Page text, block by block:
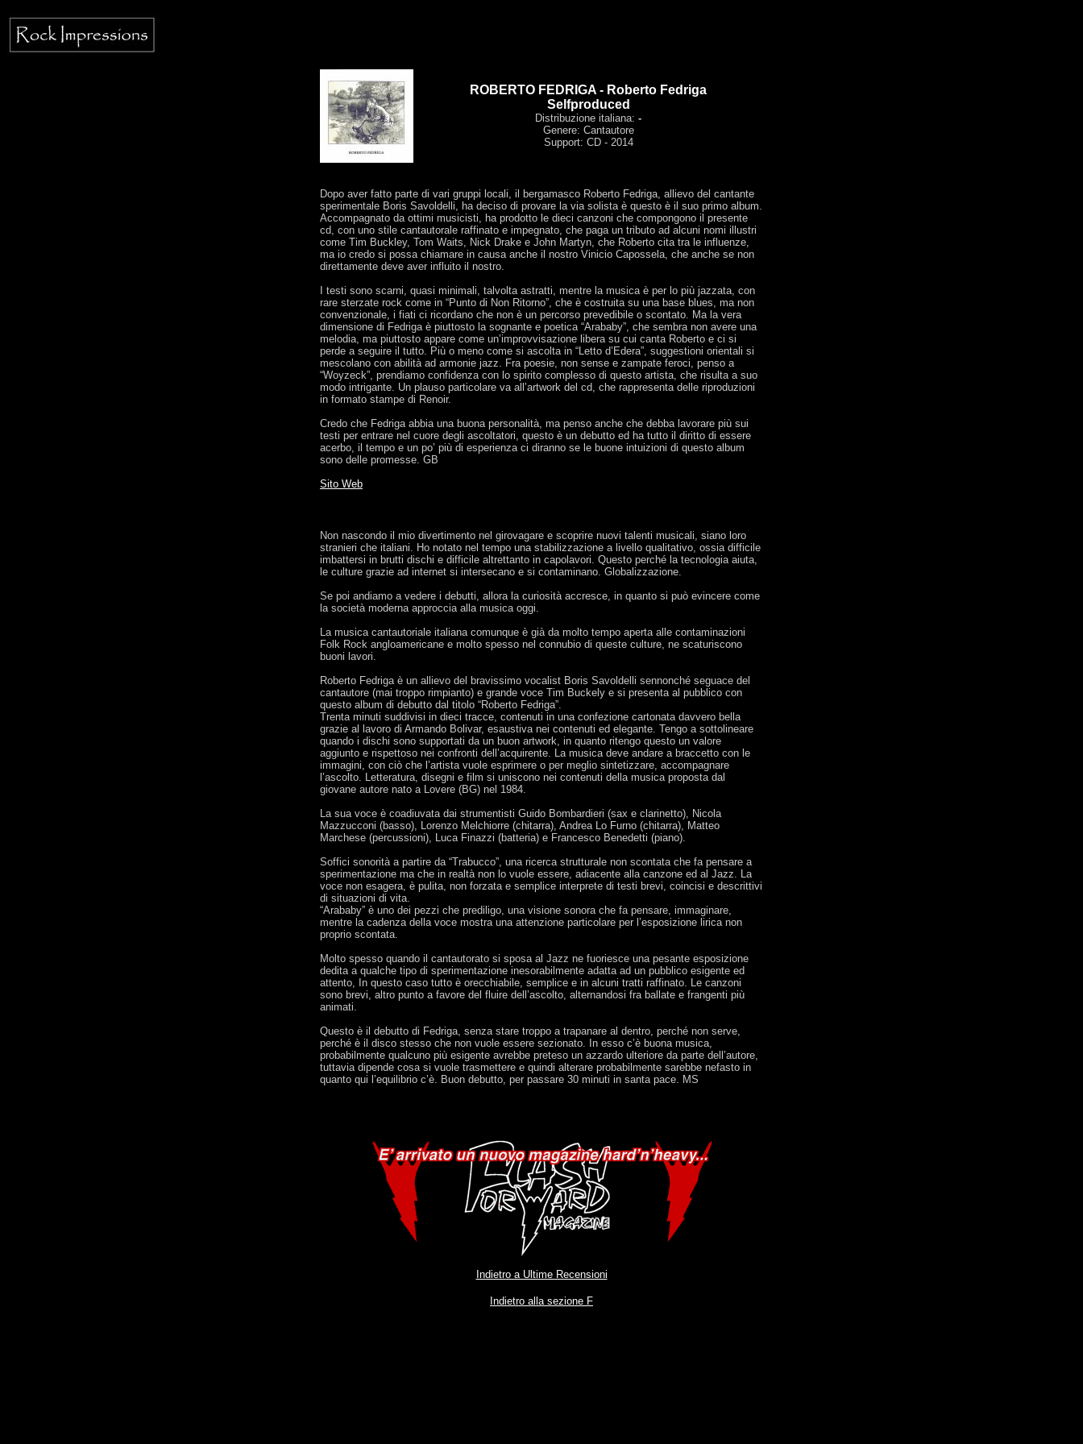
ROBERTO FEDRIGA - Roberto Fedriga
Selfproduced
Distribuzione italiana: -
Genere: Cantautore
Support: CD - 2014
Dopo aver fatto parte di vari gruppi locali, il bergamasco Roberto Fedriga, allievo del cantante
sperimentale Boris Savoldelli, ha deciso di provare la via solista è questo è il suo primo album.
Accompagnato da ottimi musicisti, ha prodotto le dieci canzoni che compongono il presente
cd, con uno stile cantautorale raffinato e impegnato, che paga un tributo ad alcuni nomi illustri
come Tim Buckley, Tom Waits, Nick Drake e John Martyn, che Roberto cita tra le influenze,
ma io credo si possa chiamare in causa anche il nostro Vinicio Capossela, che anche se non
direttamente deve aver influito il nostro.
I testi sono scarni, quasi minimali, talvolta astratti, mentre la musica è per lo più jazzata, con
rare sterzate rock come in “Punto di Non Ritorno”, che è costruita su una base blues, ma non
convenzionale, i fiati ci ricordano che non è un percorso prevedibile o scontato. Ma la vera
dimensione di Fedriga è piuttosto la sognante e poetica “Arababy”, che sembra non avere una
melodia, ma piuttosto appare come un’improvvisazione libera su cui canta Roberto e ci si
perde a seguire il tutto. Più o meno come si ascolta in “Letto d’Edera”, suggestioni orientali si
mescolano con abilità ad armonie jazz. Fra poesie, non sense e zampate feroci, penso a
“Woyzeck”, prendiamo confidenza con lo spirito complesso di questo artista, che risulta a suo
modo intrigante. Un plauso particolare va all’artwork del cd, che rappresenta delle riproduzioni
in formato stampe di Renoir.
Credo che Fedriga abbia una buona personalità, ma penso anche che debba lavorare più sui
testi per entrare nel cuore degli ascoltatori, questo è un debutto ed ha tutto il diritto di essere
acerbo, il tempo e un po’ più di esperienza ci diranno se le buone intuizioni di questo album
sono delle promesse. GB
Sito Web
Non nascondo il mio divertimento nel girovagare e scoprire nuovi talenti musicali, siano loro
stranieri che italiani. Ho notato nel tempo una stabilizzazione a livello qualitativo, ossia difficile
imbattersi in brutti dischi e difficile altrettanto in capolavori. Questo perché la tecnologia aiuta,
le culture grazie ad internet si intersecano e si contaminano. Globalizzazione.
Se poi andiamo a vedere i debutti, allora la curiosità accresce, in quanto si può evincere come
la società moderna approccia alla musica oggi.
La musica cantautoriale italiana comunque è già da molto tempo aperta alle contaminazioni
Folk Rock angloamericane e molto spesso nel connubio di queste culture, ne scaturiscono
buoni lavori.
Roberto Fedriga è un allievo del bravissimo vocalist Boris Savoldelli sennonché seguace del
cantautore (mai troppo rimpianto) e grande voce Tim Buckely e si presenta al pubblico con
questo album di debutto dal titolo “Roberto Fedriga”.
Trenta minuti suddivisi in dieci tracce, contenuti in una confezione cartonata davvero bella
grazie al lavoro di Armando Bolivar, esaustiva nei contenuti ed elegante. Tengo a sottolineare
quando i dischi sono supportati da un buon artwork, in quanto ritengo questo un valore
aggiunto e rispettoso nei confronti dell’acquirente. La musica deve andare a braccetto con le
immagini, con ciò che l’artista vuole esprimere o per meglio sintetizzare, accompagnare
l’ascolto. Letteratura, disegni e film si uniscono nei contenuti della musica proposta dal
giovane autore nato a Lovere (BG) nel 1984.
La sua voce è coadiuvata dai strumentisti Guido Bombardieri (sax e clarinetto), Nicola
Mazzucconi (basso), Lorenzo Melchiorre (chitarra), Andrea Lo Furno (chitarra), Matteo
Marchese (percussioni), Luca Finazzi (batteria) e Francesco Benedetti (piano).
Soffici sonorità a partire da “Trabucco”, una ricerca strutturale non scontata che fa pensare a
sperimentazione ma che in realtà non lo vuole essere, adiacente alla canzone ed al Jazz. La
voce non esagera, è pulita, non forzata e semplice interprete di testi brevi, coincisi e descrittivi
di situazioni di vita.
“Arababy” è uno dei pezzi che prediligo, una visione sonora che fa pensare, immaginare,
mentre la cadenza della voce mostra una attenzione particolare per l’esposizione lirica non
proprio scontata.
Molto spesso quando il cantautorato si sposa al Jazz ne fuoriesce una pesante esposizione
dedita a qualche tipo di sperimentazione inesorabilmente adatta ad un pubblico esigente ed
attento, In questo caso tutto è orecchiabile, semplice e in alcuni tratti raffinato. Le canzoni
sono brevi, altro punto a favore del fluire dell’ascolto, alternandosi fra ballate e frangenti più
animati.
Questo è il debutto di Fedriga, senza stare troppo a trapanare al dentro, perché non serve,
perché è il disco stesso che non vuole essere sezionato. In esso c’è buona musica,
probabilmente qualcuno più esigente avrebbe preteso un azzardo ulteriore da parte dell’autore,
tuttavia dipende cosa si vuole trasmettere e quindi alterare probabilmente sarebbe nefasto in
quanto qui l’equilibrio c’è. Buon debutto, per passare 30 minuti in santa pace. MS
Indietro a Ultime Recensioni
Indietro alla sezione F